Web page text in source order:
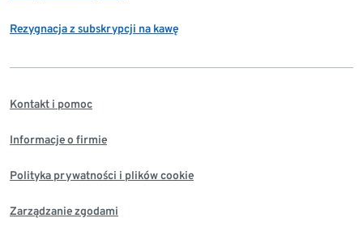
Rezygnacja z subskrypcji na kawę
Kontakt i pomoc
Informacje o firmie
Polityka prywatności i plików cookie
Zarządzanie zgodami